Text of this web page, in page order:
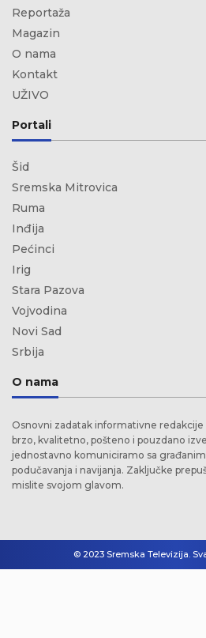
Reportaža
Magazin
O nama
Kontakt
UŽIVO
Portali
Šid
Sremska Mitrovica
Ruma
Inđija
Pećinci
Irig
Stara Pazova
Vojvodina
Novi Sad
Srbija
O nama
Osnovni zadatak informativne
brzo, kvalitetno, pošteno i pouzdano
jednostavno komuniciramo sa
podučavanja i navijanja. Zaključke
mislite svojom glavom.
© 2023 Sremska Televizija.